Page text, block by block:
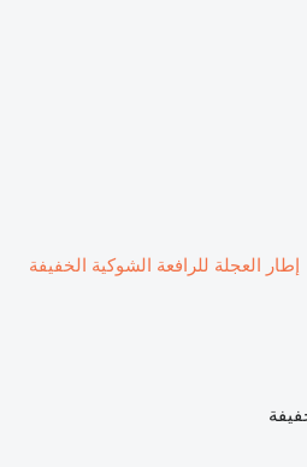
إطار العجلة للرافعة الشوكية الخفيفة